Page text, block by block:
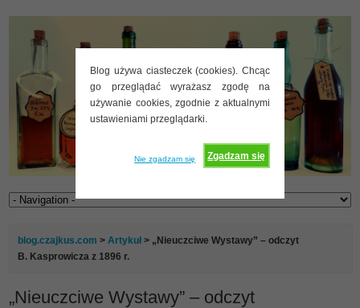
Blog używa ciasteczek (cookies). Chcąc
go przeglądać wyrażasz zgodę na
używanie cookies, zgodnie z aktualnymi
ustawieniami przeglądarki.
Zgadzam się
Nie zgadzam się
blog.czajkus.com > Artykuł > „Nieuczciwe Wystawy” – odczyt
B. Kasprowicza z 1896 r.
„Nieuczciwe Wystawy” – odczyt